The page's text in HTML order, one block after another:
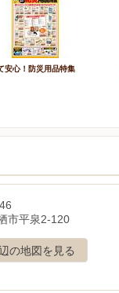
安心！防災用品特集
市平泉2-120
の地図を見る